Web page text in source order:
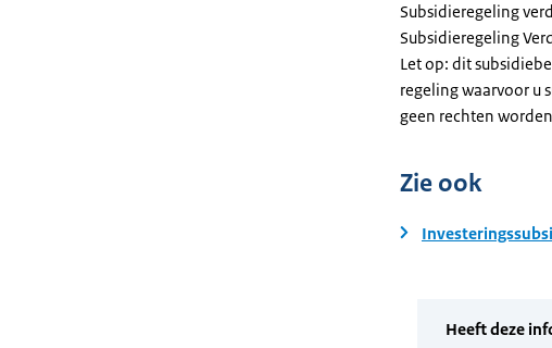
Subsidieregeling
Subsidieregeling
Let op: dit
regeling waarvoor u
geen rechten
Zie ook